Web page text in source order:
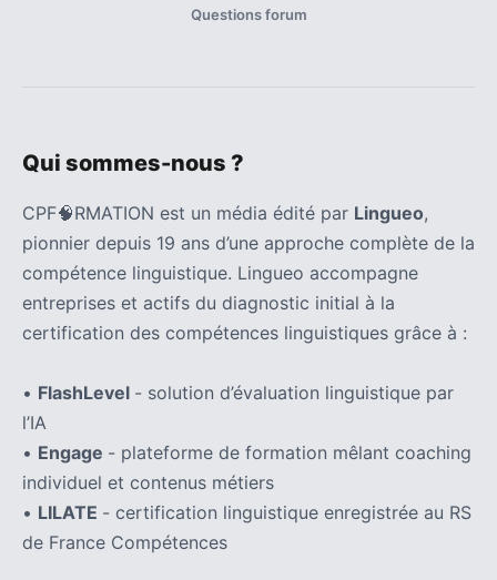
Questions forum
Qui sommes-nous ?
CPF🧠RMATION est un média édité par Lingueo,
pionnier depuis 19 ans d’une approche complète de la
compétence linguistique. Lingueo accompagne
entreprises et actifs du diagnostic initial à la
certification des compétences linguistiques grâce à :
• FlashLevel - solution d’évaluation linguistique par
l’IA
• Engage - plateforme de formation mêlant coaching
individuel et contenus métiers
• LILATE - certification linguistique enregistrée au RS
de France Compétences